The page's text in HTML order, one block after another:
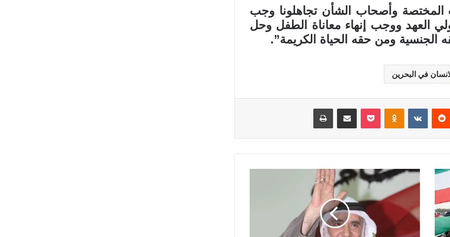
المختصة وأصحاب الشأن تجاهلونا وجب
العهد ووجب إنهاء معاناة الطفل وحل
الجنسية ومن حقه الحياة الكريمة”.
في البحرين
Odnoklassniki
بوكيت مشاركة عبر البريد طباعة